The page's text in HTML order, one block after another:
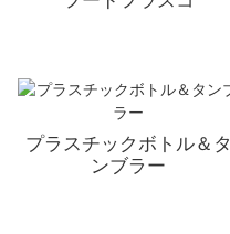
プラスチックボトル＆タ
ンブラー